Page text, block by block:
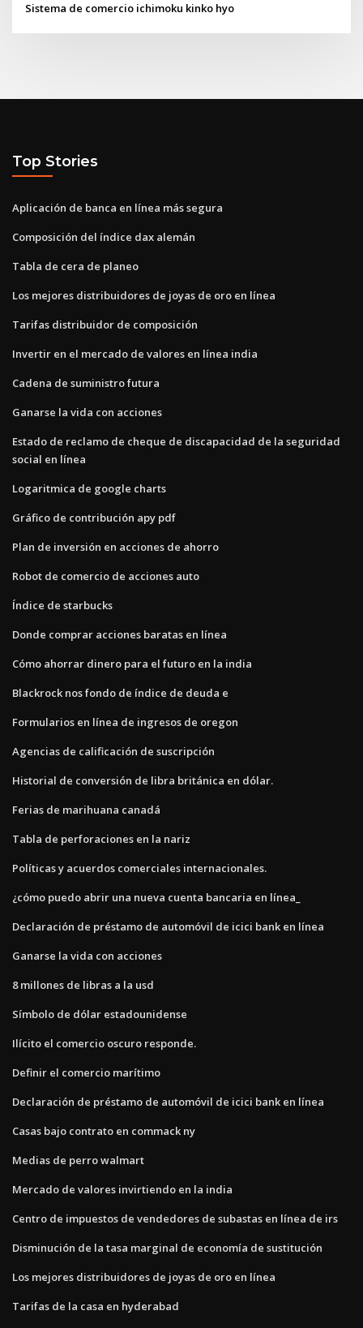
Sistema de comercio ichimoku kinko hyo
Top Stories
Aplicación de banca en línea más segura
Composición del índice dax alemán
Tabla de cera de planeo
Los mejores distribuidores de joyas de oro en línea
Tarifas distribuidor de composición
Invertir en el mercado de valores en línea india
Cadena de suministro futura
Ganarse la vida con acciones
Estado de reclamo de cheque de discapacidad de la seguridad
social en línea
Logaritmica de google charts
Gráfico de contribución apy pdf
Plan de inversión en acciones de ahorro
Robot de comercio de acciones auto
Índice de starbucks
Donde comprar acciones baratas en línea
Cómo ahorrar dinero para el futuro en la india
Blackrock nos fondo de índice de deuda e
Formularios en línea de ingresos de oregon
Agencias de calificación de suscripción
Historial de conversión de libra británica en dólar.
Ferias de marihuana canadá
Tabla de perforaciones en la nariz
Políticas y acuerdos comerciales internacionales.
¿cómo puedo abrir una nueva cuenta bancaria en línea_
Declaración de préstamo de automóvil de icici bank en línea
Ganarse la vida con acciones
8 millones de libras a la usd
Símbolo de dólar estadounidense
Ilícito el comercio oscuro responde.
Definir el comercio marítimo
Declaración de préstamo de automóvil de icici bank en línea
Casas bajo contrato en commack ny
Medias de perro walmart
Mercado de valores invirtiendo en la india
Centro de impuestos de vendedores de subastas en línea de irs
Disminución de la tasa marginal de economía de sustitución
Los mejores distribuidores de joyas de oro en línea
Tarifas de la casa en hyderabad